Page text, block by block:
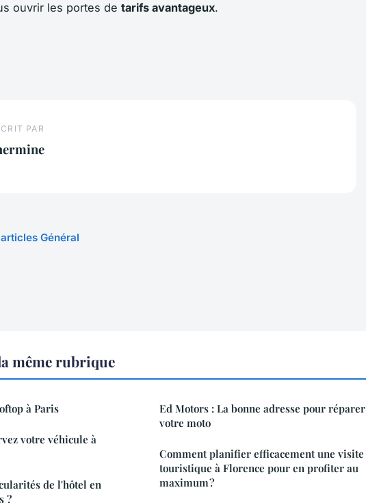
ouvrir les portes de tarifs avantageux.
PAR
Général
même rubrique
à Paris
votre véhicule à
de l'hôtel en
?
Ed Motors : La bonne adresse pour réparer
votre moto
Comment planifier efficacement une visite
touristique à Florence pour en profiter au
maximum ?